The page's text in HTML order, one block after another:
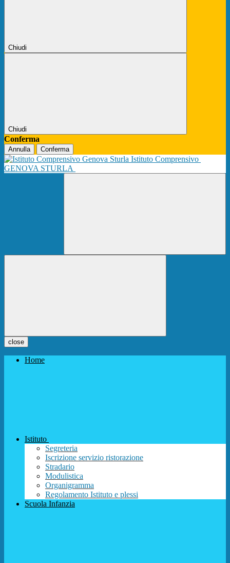
Chiudi
Chiudi
Conferma
Annulla Conferma
Istituto Comprensivo
GENOVA STURLA
close
Home
Istituto
Segreteria
Iscrizione servizio ristorazione
Stradario
Modulistica
Organigramma
Regolamento Istituto e plessi
Scuola Infanzia